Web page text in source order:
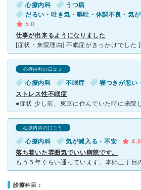
心療内科
うつ病
だるい・吐き気・嘔吐・体調不良・気
5.0
仕事が出来るようになりました
心療内科の口コミ
心療内科 不眠症 寝つきが悪い
ストレス性不眠症
心療内科の口コミ
心療内科 気が滅入る・不安
4.0
落ち着いた雰囲気でいい病院です。
診療科目：